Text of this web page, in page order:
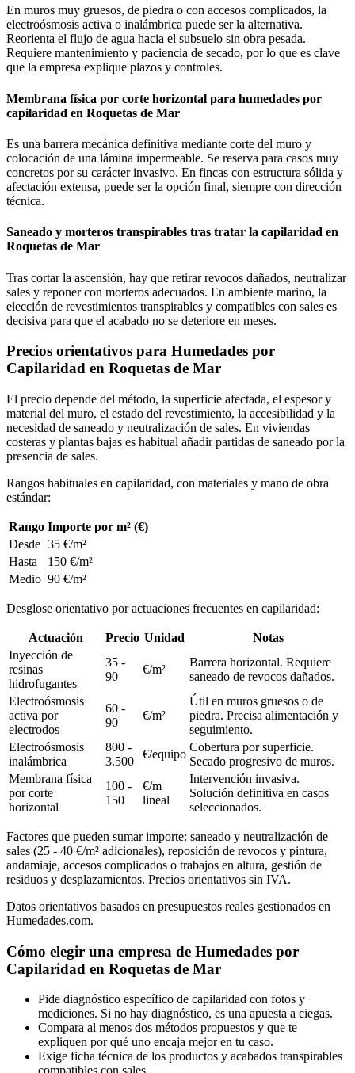
En muros muy gruesos, de piedra o con accesos complicados, la
electroósmosis activa o inalámbrica puede ser la alternativa.
Reorienta el flujo de agua hacia el subsuelo sin obra pesada.
Requiere mantenimiento y paciencia de secado, por lo que es clave
que la empresa explique plazos y controles.
Membrana física por corte horizontal para humedades por
capilaridad en Roquetas de Mar
Es una barrera mecánica definitiva mediante corte del muro y
colocación de una lámina impermeable. Se reserva para casos muy
concretos por su carácter invasivo. En fincas con estructura sólida y
afectación extensa, puede ser la opción final, siempre con dirección
técnica.
Saneado y morteros transpirables tras tratar la capilaridad en
Roquetas de Mar
Tras cortar la ascensión, hay que retirar revocos dañados, neutralizar
sales y reponer con morteros adecuados. En ambiente marino, la
elección de revestimientos transpirables y compatibles con sales es
decisiva para que el acabado no se deteriore en meses.
Precios orientativos para Humedades por
Capilaridad en Roquetas de Mar
El precio depende del método, la superficie afectada, el espesor y
material del muro, el estado del revestimiento, la accesibilidad y la
necesidad de saneado y neutralización de sales. En viviendas
costeras y plantas bajas es habitual añadir partidas de saneado por la
presencia de sales.
Rangos habituales en capilaridad, con materiales y mano de obra
estándar:
Rango Importe por m² (€)
Desde 35 €/m²
Hasta
150 €/m²
Medio 90 €/m²
Desglose orientativo por actuaciones frecuentes en capilaridad:
Actuación Precio Unidad
Notas
Inyección de
resinas
hidrofugantes
35 -
90
€/m²
Barrera horizontal. Requiere
saneado de revocos dañados.
Electroósmosis
activa por
electrodos
60 -
90
€/m²
Útil en muros gruesos o de
piedra. Precisa alimentación y
seguimiento.
Electroósmosis
inalámbrica
800 -
3.500
€/equipo
Cobertura por superficie.
Secado progresivo de muros.
Membrana física
por corte
horizontal
100 -
150
€/m
lineal
Intervención invasiva.
Solución definitiva en casos
seleccionados.
Factores que pueden sumar importe: saneado y neutralización de
sales (25 - 40 €/m² adicionales), reposición de revocos y pintura,
andamiaje, accesos complicados o trabajos en altura, gestión de
residuos y desplazamientos. Precios orientativos sin IVA.
Datos orientativos basados en presupuestos reales gestionados en
Humedades.com.
Cómo elegir una empresa de Humedades por
Capilaridad en Roquetas de Mar
Pide diagnóstico específico de capilaridad con fotos y
mediciones. Si no hay diagnóstico, es una apuesta a ciegas.
Compara al menos dos métodos propuestos y que te
expliquen por qué uno encaja mejor en tu caso.
Exige ficha técnica de los productos y acabados transpirables